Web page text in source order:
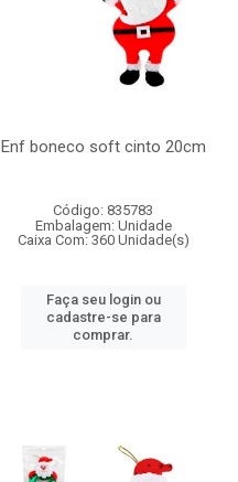
Enf boneco soft cinto 20cm
Código: 835783
Embalagem: Unidade
Caixa Com: 360 Unidade(s)
Faça seu login ou
cadastre-se para
comprar.